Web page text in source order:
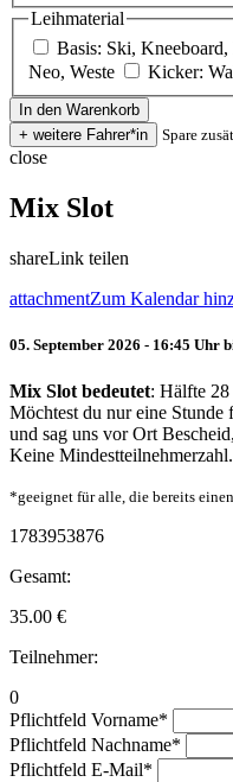
Leihmaterial
Basis: Ski, Kneeboard,
Neo, Weste
Kicker:
Spare
close
Mix Slot
shareLink teilen
attachmentZum Kalendar
05. September 2026 - 16:45 Uhr
Mix Slot bedeutet: Hälfte
Möchtest du nur eine Stunde
und sag uns vor Ort
Keine Mindestteilnehmerzahl.
*geeignet für alle, die bereits
1783953876
Gesamt:
35.00 €
Teilnehmer:
0
Pflichtfeld Vorname*
Pflichtfeld Nachname*
Pflichtfeld E-Mail*